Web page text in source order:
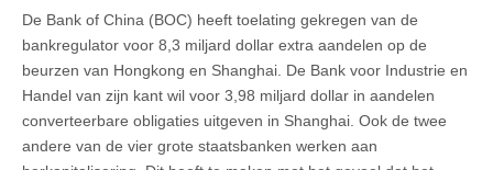
De Bank of China (BOC) heeft toelating gekregen van de
bankregulator voor 8,3 miljard dollar extra aandelen op de
beurzen van Hongkong en Shanghai. De Bank voor Industrie en
Handel van zijn kant wil voor 3,98 miljard dollar in aandelen
converteerbare obligaties uitgeven in Shanghai. Ook de twee
andere van de vier grote staatsbanken werken aan